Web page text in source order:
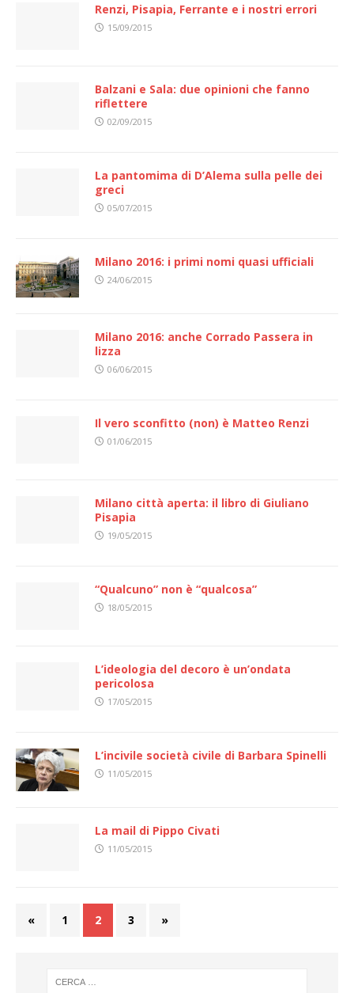
Renzi, Pisapia, Ferrante e i nostri errori
15/09/2015
Balzani e Sala: due opinioni che fanno
riflettere
02/09/2015
La pantomima di D’Alema sulla pelle dei
greci
05/07/2015
Milano 2016: i primi nomi quasi ufficiali
24/06/2015
Milano 2016: anche Corrado Passera in
lizza
06/06/2015
Il vero sconfitto (non) è Matteo Renzi
01/06/2015
Milano città aperta: il libro di Giuliano
Pisapia
19/05/2015
“Qualcuno” non è “qualcosa”
18/05/2015
L’ideologia del decoro è un’ondata
pericolosa
17/05/2015
L’incivile società civile di Barbara Spinelli
11/05/2015
La mail di Pippo Civati
11/05/2015
« 1 2 3 »